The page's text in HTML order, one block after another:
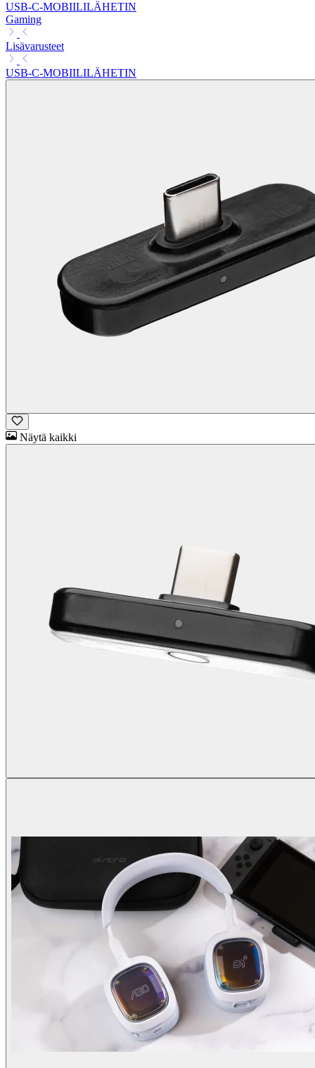
USB-C-MOBIILILÄHETIN
Gaming
Lisävarusteet
USB-C-MOBIILILÄHETIN
Näytä kaikki